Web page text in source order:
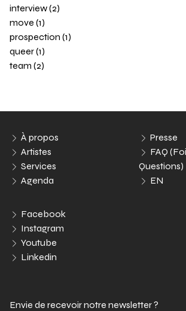
interview (2)
move (1)
prospection (1)
queer (1)
team (2)
À propos
Artistes
Services
Agenda
Presse
FAQ
Questions)
EN
Facebook
Instagram
Youtube
Linkedin
Envie de recevoir notre newsletter ?